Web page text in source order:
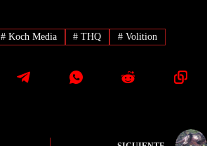
#Koch Media # THQ # Volition